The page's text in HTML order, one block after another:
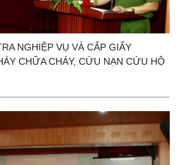
NGHIỆP VỤ VÀ CẤP GIẤY
CHỮA CHÁY, CỨU NẠN CỨU HỘ